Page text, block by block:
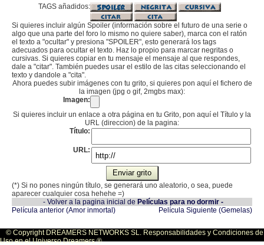
TAGS añadidos:
Si quieres incluir algún Spoiler (información sobre el futuro de una serie o
algo que una parte del foro lo mismo no quiere saber), marca con el ratón
el texto a "ocultar" y presiona "SPOILER", esto generará los tags
adecuados para ocultar el texto. Haz lo propio para marcar negritas o
cursivas. Si quieres copiar en tu mensaje el mensaje al que respondes,
dale a "citar". También puedes usar el estilo de las citas seleccionando el
texto y dandole a "cita".
Ahora puedes subir imágenes con tu grito, si quieres pon aquí el fichero de
la imagen (jpg o gif, 2mgbs max):
Imagen:
Si quieres incluir un enlace a otra página en tu Grito, pon aquí el Título y la
URL (direccion) de la pagina:
Título:
URL:
(*) Si no pones ningún título, se generará uno aleatorio, o sea, puede
aparecer cualquier cosa hehehe =)
- Volver a la pagina inicial de Películas para no dormir -
Película anterior (Amor inmortal)
Película Siguiente (Gemelas)
© Copyright DREAMERS NETWORKS SL. Responsabilidades y Condiciones de
Uso en el Universo Dreamers ®